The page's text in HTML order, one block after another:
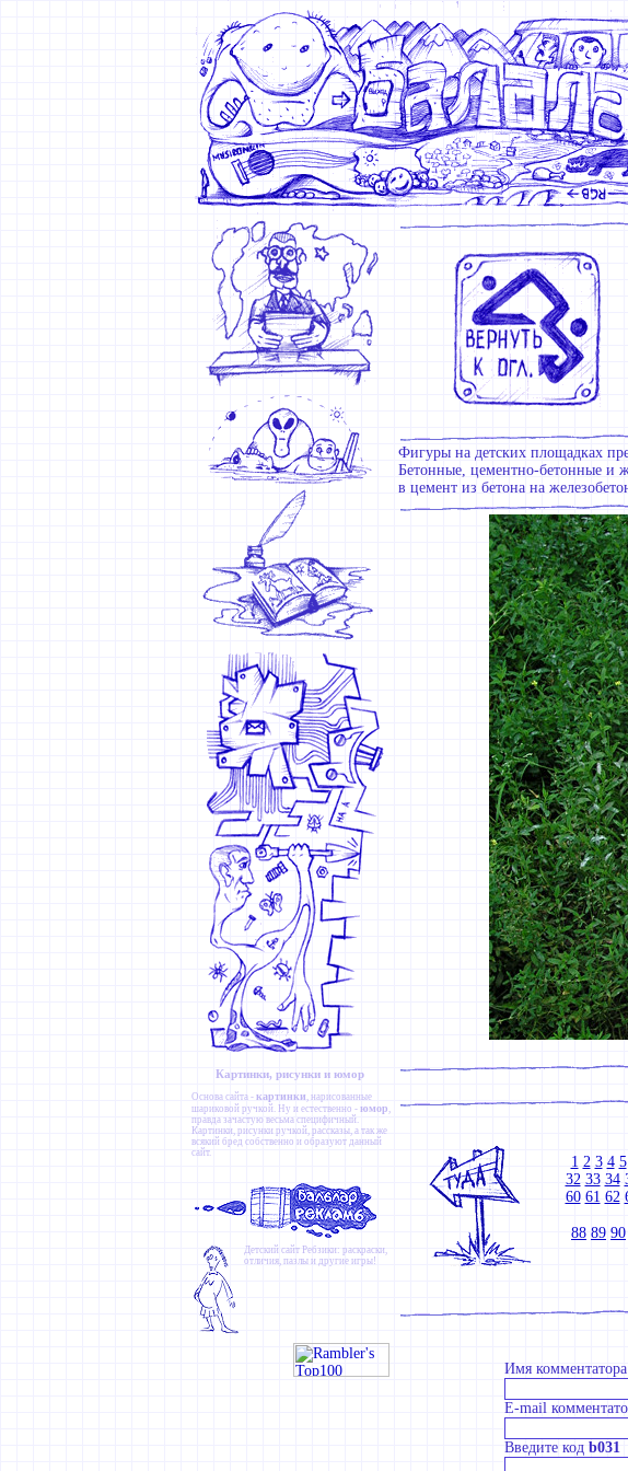
Картинки, рисунки и юмор
Основа сайта - картинки, нарисованные
шариковой ручкой. Ну и естественно - юмор,
правда зачастую весьма специфичный.
Картинки, рисунки ручкой, рассказы, а так же
всякий бред собственно и образуют данный
сайт.
Детский сайт Ребзики: раскраски,
отличия, пазлы и другие игры!
Фигуры на детских площадках
Бетонные, цементно-бетонные и
в цемент из бетона на
1 2 3 4 5
32 33 34
60 61 62
88 89 90
Имя
E-mail
Введите код b031